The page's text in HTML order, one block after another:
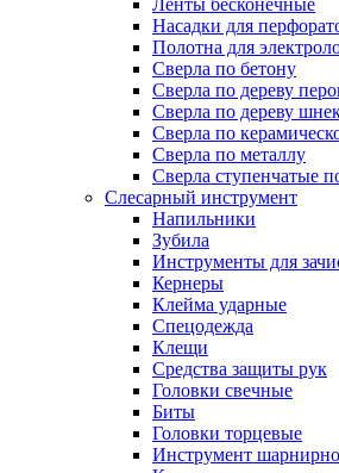
Насадки для
Полотна для
Сверла по бетону
Сверла по дереву
Сверла по дереву
Сверла по
Сверла по металлу
Сверла ступенчатые
Слесарный инструмент
Напильники
Зубила
Инструменты для
Кернеры
Клейма ударные
Спецодежда
Клещи
Средства защиты рук
Головки свечные
Биты
Головки торцевые
Инструмент